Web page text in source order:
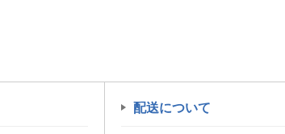
配送について